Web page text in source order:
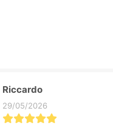
Riccardo
29/05/2026